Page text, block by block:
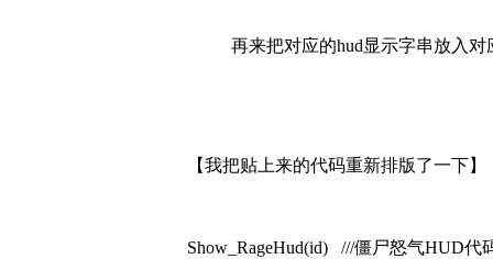
再来把对应的hud显示字串放入
【我把贴上来的代码重新排版了一下】
Show_RageHud(id) ///僵尸怒气HUD代